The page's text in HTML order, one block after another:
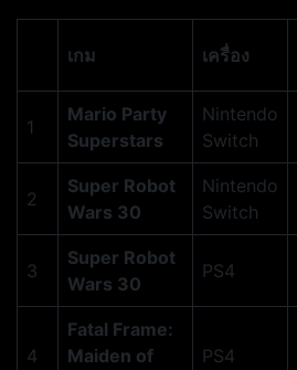
เกม เครื่อง
1
Mario Party
Superstars
Nintendo
Switch
2
Super Robot
Wars 30
Nintendo
Switch
3
Super Robot
Wars 30
PS4
4
Fatal Frame:
Maiden of
PS4